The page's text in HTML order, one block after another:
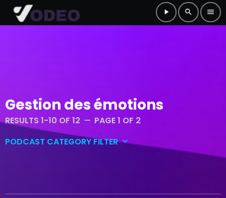
play_arrow search menu
Gestion des émotions
RESULTS 1-10 OF 12 remove PAGE 1 OF 2
PODCAST CATEGORY FILTERkeyboard_arrow_down
Culture et musique